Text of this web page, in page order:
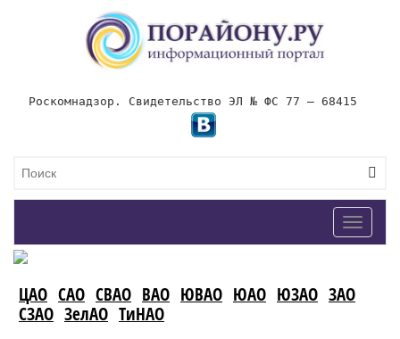
Роскомнадзор. Свидетельство ЭЛ № ФС 77 – 68415
Toggle
ЦАО САО СВАО ВАО ЮВАО ЮАО ЮЗАО ЗАО
СЗАО ЗелАО ТиНАО